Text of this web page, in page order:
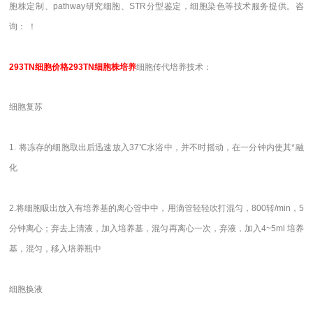
胞株定制、pathway研究细胞、STR分型鉴定，细胞染色等技术服务提供。咨
询： ！
293TN细胞价格293TN细胞株培养细胞传代培养技术：
细胞复苏
1. 将冻存的细胞取出后迅速放入37℃水浴中，并不时摇动，在一分钟内使其*融
化
2.将细胞吸出放入有培养基的离心管中中，用滴管轻轻吹打混匀，800转/min，5
分钟离心；弃去上清液，加入培养基，混匀再离心一次，弃液，加入4~5ml 培养
基，混匀，移入培养瓶中
细胞换液